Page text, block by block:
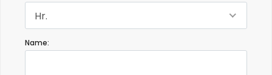
Hr.
Name: